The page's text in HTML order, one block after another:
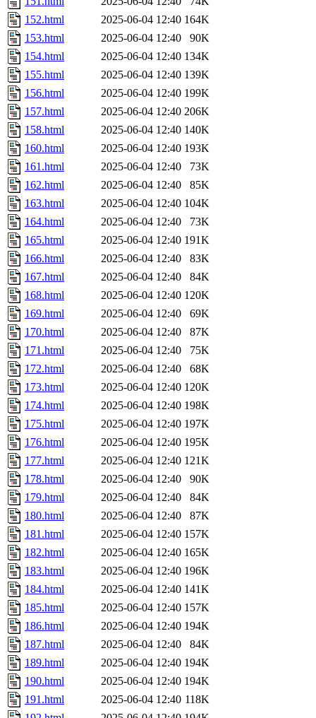
152.html
2025-06-04 12:40 164K
153.html
2025-06-04 12:40
90K
154.html
2025-06-04 12:40 134K
155.html
2025-06-04 12:40 139K
156.html
2025-06-04 12:40 199K
157.html
2025-06-04 12:40 206K
158.html
2025-06-04 12:40 140K
160.html
2025-06-04 12:40 193K
161.html
2025-06-04 12:40
73K
162.html
2025-06-04 12:40
85K
163.html
2025-06-04 12:40 104K
164.html
2025-06-04 12:40
73K
165.html
2025-06-04 12:40 191K
166.html
2025-06-04 12:40
83K
167.html
2025-06-04 12:40
84K
168.html
2025-06-04 12:40 120K
169.html
2025-06-04 12:40
69K
170.html
2025-06-04 12:40
87K
171.html
2025-06-04 12:40
75K
172.html
2025-06-04 12:40
68K
173.html
2025-06-04 12:40 120K
174.html
2025-06-04 12:40 198K
175.html
2025-06-04 12:40 197K
176.html
2025-06-04 12:40 195K
177.html
2025-06-04 12:40 121K
178.html
2025-06-04 12:40
90K
179.html
2025-06-04 12:40
84K
180.html
2025-06-04 12:40
87K
181.html
2025-06-04 12:40 157K
182.html
2025-06-04 12:40 165K
183.html
2025-06-04 12:40 196K
184.html
2025-06-04 12:40 141K
185.html
2025-06-04 12:40 157K
186.html
2025-06-04 12:40 194K
187.html
2025-06-04 12:40
84K
189.html
2025-06-04 12:40 194K
190.html
2025-06-04 12:40 194K
191.html
2025-06-04 12:40 118K